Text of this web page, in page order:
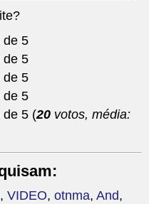
(20 votos, média:
, VIDEO, otnma, And,